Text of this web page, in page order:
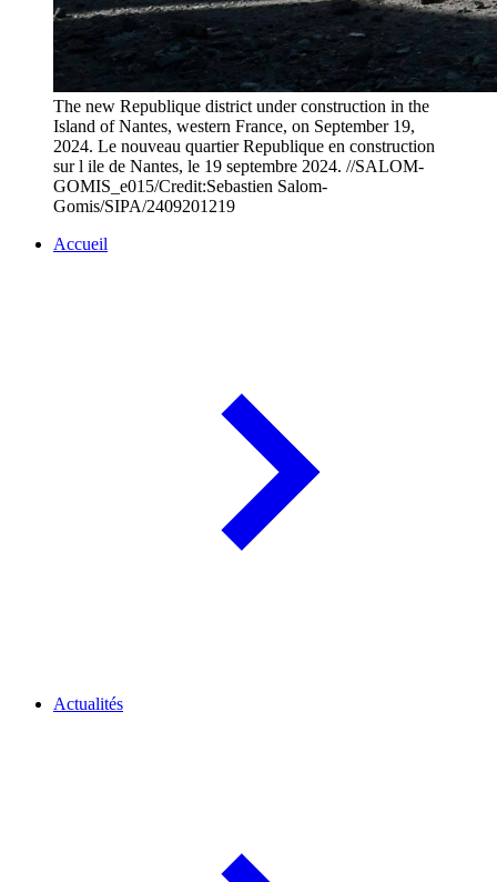
The new Republique district under construction in the
Island of Nantes, western France, on September 19,
2024. Le nouveau quartier Republique en construction
sur l ile de Nantes, le 19 septembre 2024. //SALOM-
GOMIS_e015/Credit:Sebastien Salom-
Gomis/SIPA/2409201219
Accueil
Actualités